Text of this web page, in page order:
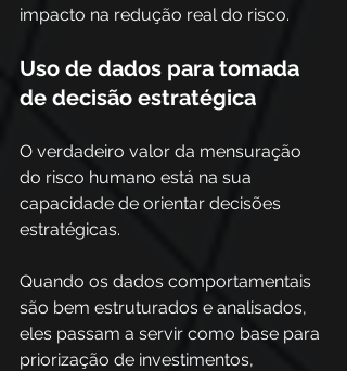
impacto na redução real do risco.
Uso de dados para tomada
de decisão estratégica
O verdadeiro valor da mensuração
do risco humano está na sua
capacidade de orientar decisões
estratégicas.
Quando os dados comportamentais
são bem estruturados e analisados,
eles passam a servir como base para
priorização de investimentos,